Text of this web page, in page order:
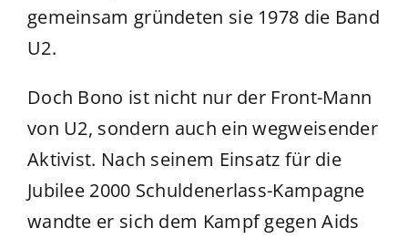
gemeinsam gründeten sie 1978 die Band
U2.
Doch Bono ist nicht nur der Front-Mann
von U2, sondern auch ein wegweisender
Aktivist. Nach seinem Einsatz für die
Jubilee 2000 Schuldenerlass-Kampagne
wandte er sich dem Kampf gegen Aids